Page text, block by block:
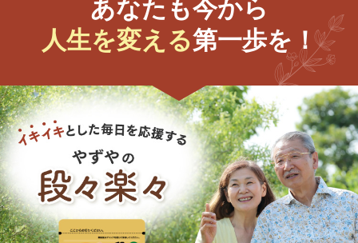
あなたも今から
人生を変える第一歩を！